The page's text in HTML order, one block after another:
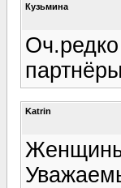
Кузьмина
Katrin